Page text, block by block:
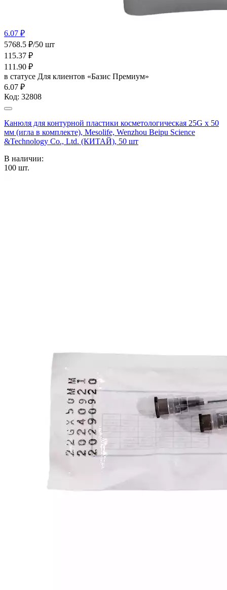
6.07 ₽
5768.5 ₽/50 шт
115.37 ₽
111.90 ₽
в статусе Для клиентов «Базис Премиум»
6.07 ₽
Код: 32808
Канюля для контурной пластики косметологическая 25G х 50
мм (игла в комплекте), Mesolife, Wenzhou Beipu Science
&Technology Co., Ltd. (КИТАЙ), 50 шт
В наличии:
100 шт.